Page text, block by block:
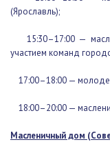
(Ярославль);
15:30–17:00 —
участием команд
17:00–18:00 —
18:00–20:00 —
Масленичный дом